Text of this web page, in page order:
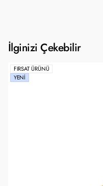
İlginizi Çekebilir
FIRSAT ÜRÜNÜ
YENI